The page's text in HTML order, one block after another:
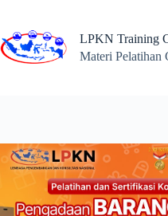
content
LPKN Training
Materi Pelatihan